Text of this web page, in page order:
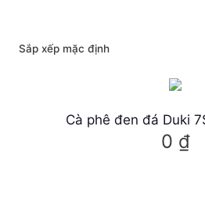
Cà phê đen đá Duki
0 ₫